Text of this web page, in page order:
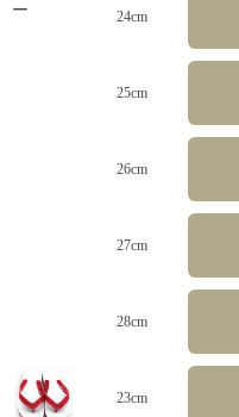
ー
24cm
25cm
26cm
27cm
28cm
23cm